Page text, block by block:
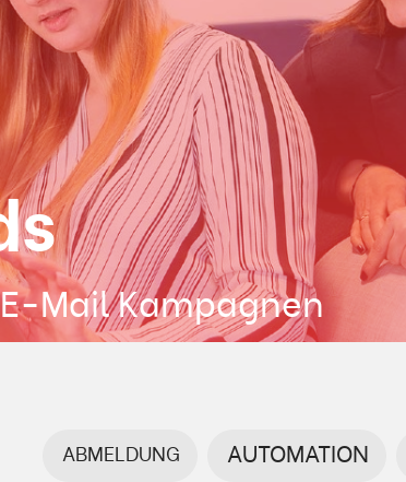
Mail Kampagnen
ABMELDUNG AUTOMATION